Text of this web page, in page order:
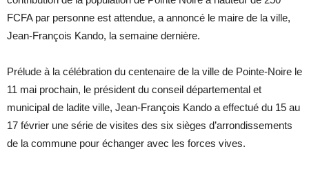
FCFA par personne est attendue, a annoncé le maire de la ville,
Jean-François Kando, la semaine dernière.
Prélude à la célébration du centenaire de la ville de Pointe-Noire le
11 mai prochain, le président du conseil départemental et
municipal de ladite ville, Jean-François Kando a effectué du 15 au
17 février une série de visites des six sièges d’arrondissements
de la commune pour échanger avec les forces vives.